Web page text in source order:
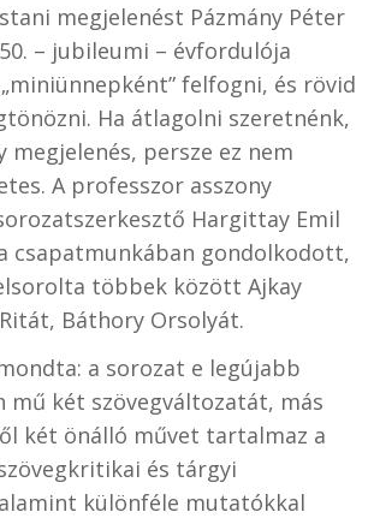
megjelenést Pázmány Péter
– jubileumi – évfordulója
felfogni, és rövid
Ha átlagolni szeretnénk,
megjelenés, persze ez nem
A professzor asszony
Hargittay Emil
csapatmunkában gondolkodott,
többek között Ajkay
Báthory Orsolyát.
a sorozat e legújabb
mű két szövegváltozatát, más
két önálló művet tartalmaz a
és tárgyi
különféle mutatókkal